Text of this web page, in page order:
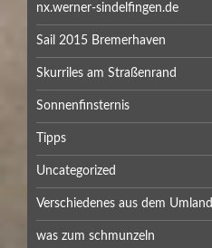
nx.werner-sindelfingen.de
Sail 2015 Bremerhaven
Skurriles am Straßenrand
Sonnenfinsternis
Tipps
Uncategorized
Verschiedenes aus dem Umland
was zum schmunzeln